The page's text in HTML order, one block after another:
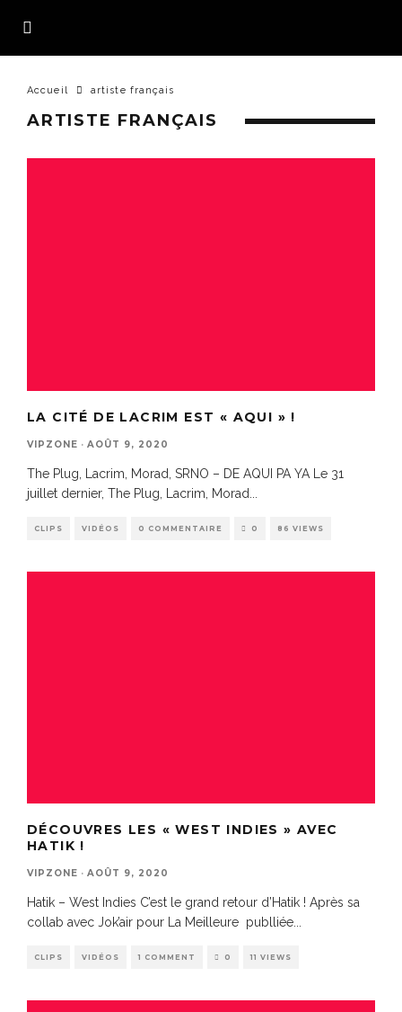
Accueil artiste français
ARTISTE FRANÇAIS
LA CITÉ DE LACRIM EST « AQUI » !
VIPZONE · AOÛT 9, 2020
The Plug, Lacrim, Morad, SRNO – DE AQUI PA YA Le 31
juillet dernier, The Plug, Lacrim, Morad
CLIPS VIDÉOS 0 COMMENTAIRE 0 86 VIEWS
DÉCOUVRES LES « WEST INDIES » AVEC
HATIK !
VIPZONE · AOÛT 9, 2020
Hatik – West Indies C’est le grand retour d’Hatik ! Après sa
collab avec Jok’air pour La Meilleure publliée...
CLIPS VIDÉOS 1 COMMENT 0 11 VIEWS